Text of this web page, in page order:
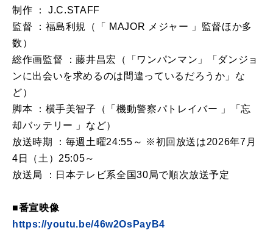
制作 ： J.C.STAFF
監督 ：福島利規（「 MAJOR メジャー 」監督ほか多
数）
総作画監督 ：藤井昌宏（「ワンパンマン」「ダンジョ
ンに出会いを求めるのは間違っているだろうか」な
ど）
脚本 ：横手美智子（「機動警察パトレイバー 」「忘
却バッテリー 」など）
放送時期 ：毎週土曜24:55～ ※初回放送は2026年7月
4日（土）25:05～
放送局 ：日本テレビ系全国30局で順次放送予定
■番宣映像
https://youtu.be/46w2OsPayB4